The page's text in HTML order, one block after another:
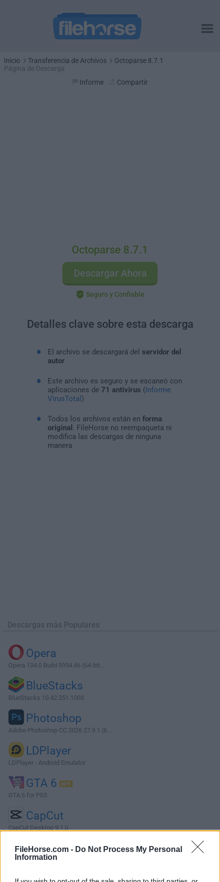
FileHorse.com - Do Not Process My Personal
Information
Inicio Transferencia de Archivos
Octoparse 8.7.1
Página de Descarga
Informe
Compartir
Octoparse 8.7.1
Descargar Ahora
Seguro y Confiable
Detalles clave sobre esta descarga
El archivo se descargará del servidor del
autor
Este archivo es seguro y se escaneó con
aplicaciones de 71 antivirus (Informe
VirusTotal )
Todos los archivos están en forma
original
. FileHorse no reempaqueta ni
modifica las descargas de ninguna
manera
Descargas más Populares
Opera
Opera 134.0 Build 5954.46 (64-bit...
BlueStacks
BlueStacks 10.42.251.1003
Photoshop
Adobe Photoshop CC 2026 27.9.1 (6...
LDPlayer
LDPlayer - Android Emulator
GTA 6
GTA 6 for PS5
CapCut
CapCut Desktop 9.1.0
Software más Populares »